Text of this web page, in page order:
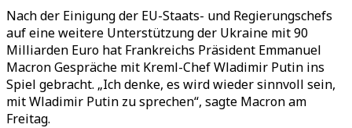
Nach der Einigung der EU-Staats- und Regierungschefs
auf eine weitere Unterstützung der Ukraine mit 90
Milliarden Euro hat Frankreichs Präsident Emmanuel
Macron Gespräche mit Kreml-Chef Wladimir Putin ins
Spiel gebracht. „Ich denke, es wird wieder sinnvoll sein,
mit Wladimir Putin zu sprechen“, sagte Macron am
Freitag.